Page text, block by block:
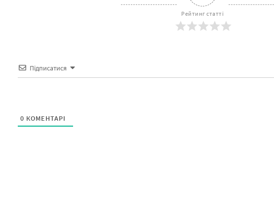
Рейтинг статті
Підписатися
0 КОМЕНТАРІ